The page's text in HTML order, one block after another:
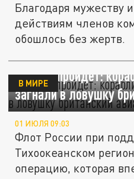
Благодаря мужеству
действиям членов
обошлось без жертв.
Враг не пройдёт:
загнали в ловушку
В МИРЕ
01 ИЮЛЯ 09:03
Флот России при
Тихоокеанском
операцию, которая